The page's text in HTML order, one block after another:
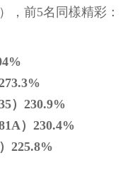
，前5名同樣精彩：
）230.9%
）230.4%
225.8%